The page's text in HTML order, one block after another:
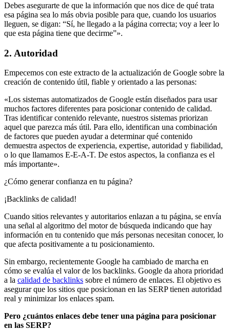
Debes asegurarte de que la información que nos dice de qué trata
esa página sea lo más obvia posible para que, cuando los usuarios
lleguen, se digan: “Sí, he llegado a la página correcta; voy a leer lo
que esta página tiene que decirme”».
2. Autoridad
Empecemos con este extracto de la actualización de Google sobre la
creación de contenido útil, fiable y orientado a las personas:
«Los sistemas automatizados de Google están diseñados para usar
muchos factores diferentes para posicionar contenido de calidad.
Tras identificar contenido relevante, nuestros sistemas priorizan
aquel que parezca más útil. Para ello, identifican una combinación
de factores que pueden ayudar a determinar qué contenido
demuestra aspectos de experiencia, expertise, autoridad y fiabilidad,
o lo que llamamos E-E-A-T. De estos aspectos, la confianza es el
más importante».
¿Cómo generar confianza en tu página?
¡Backlinks de calidad!
Cuando sitios relevantes y autoritarios enlazan a tu página, se envía
una señal al algoritmo del motor de búsqueda indicando que hay
información en tu contenido que más personas necesitan conocer, lo
que afecta positivamente a tu posicionamiento.
Sin embargo, recientemente Google ha cambiado de marcha en
cómo se evalúa el valor de los backlinks. Google da ahora prioridad
a la calidad de backlinks sobre el número de enlaces. El objetivo es
asegurar que los sitios que posicionan en las SERP tienen autoridad
real y minimizar los enlaces spam.
Pero ¿cuántos enlaces debe tener una página para posicionar
en las SERP?